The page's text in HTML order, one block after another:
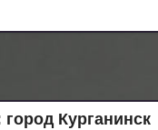
Курганинск